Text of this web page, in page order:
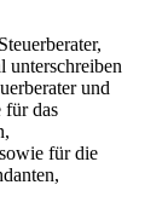
unterschreiben
und
für das
für die